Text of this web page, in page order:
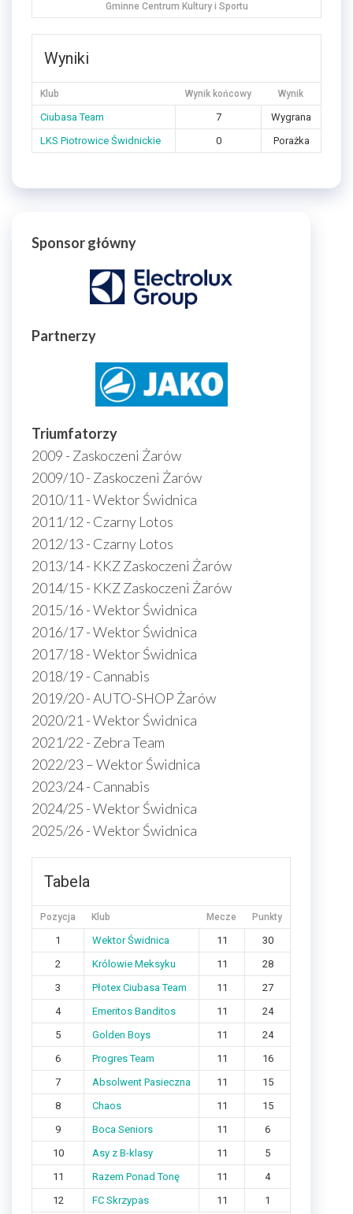
Gminne Centrum Kultury i Sportu
Wyniki
Klub Wynik końcowy Wynik
Ciubasa Team 7
Wygrana
LKS Piotrowice Świdnickie
0 Porażka
Sponsor główny
Partnerzy
Triumfatorzy
2009 - Zaskoczeni Żarów
2009/10 - Zaskoczeni Żarów
2010/11 - Wektor Świdnica
2011/12 - Czarny Lotos
2012/13 - Czarny Lotos
2013/14 - KKZ Zaskoczeni Żarów
2014/15 - KKZ Zaskoczeni Żarów
2015/16 - Wektor Świdnica
2016/17 - Wektor Świdnica
2017/18 - Wektor Świdnica
2018/19 - Cannabis
2019/20 - AUTO-SHOP Żarów
2020/21 - Wektor Świdnica
2021/22 - Zebra Team
2022/23 – Wektor Świdnica
2023/24 - Cannabis
2024/25 - Wektor Świdnica
2025/26 - Wektor Świdnica
Tabela
Pozycja Klub Mecze Punkty
1 Wektor Świdnica 11
30
2
Królowie Meksyku 11
28
3
Płotex Ciubasa Team 11
27
4
Emeritos Banditos 11
24
5
Golden Boys 11
24
6
Progres Team 11
16
7
Absolwent Pasieczna 11
15
8
Chaos 11
15
9
Boca Seniors 11
6
10
Asy z B-klasy 11
5
11
Razem Ponad Tonę 11
4
12
FC Skrzypas 11 1